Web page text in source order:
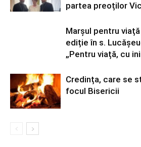
partea preoților
Marșul pentru
ediție în s.
„Pentru viață, cu
Credința, care se
focul Bisericii